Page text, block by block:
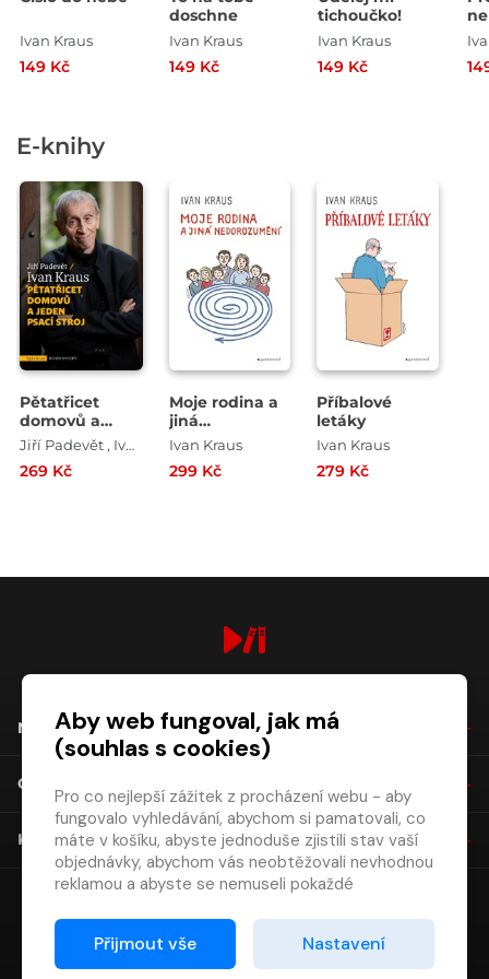
Ivan Kraus
149 Kč
doschne
Ivan Kraus
149 Kč
tichoučko!
Ivan Kraus
149 Kč
E-knihy
Pětatřicet
domovů a
jeden psací
Jiří Padevět , Ivan Kraus
269 Kč
Moje rodina a
jiná
nedorozumění
Ivan Kraus
299 Kč
Příbalové
letáky
Ivan Kraus
279 Kč
NÁKUP
O SPOLEČNOSTI
KONTAKT
Aby web fungoval, jak má
(souhlas s cookies)
Pro co nejlepší zážitek z procházení webu - aby
fungovalo vyhledávání, abychom si pamatovali, co
máte v košíku, abyste jednoduše zjistili stav vaší
objednávky, abychom vás neobtěžovali nevhodnou
reklamou a abyste se nemuseli pokaždé
Proto od vás potřebujeme souhlas se
zpracováním souborů cookies
Přijmout vše Nastavení